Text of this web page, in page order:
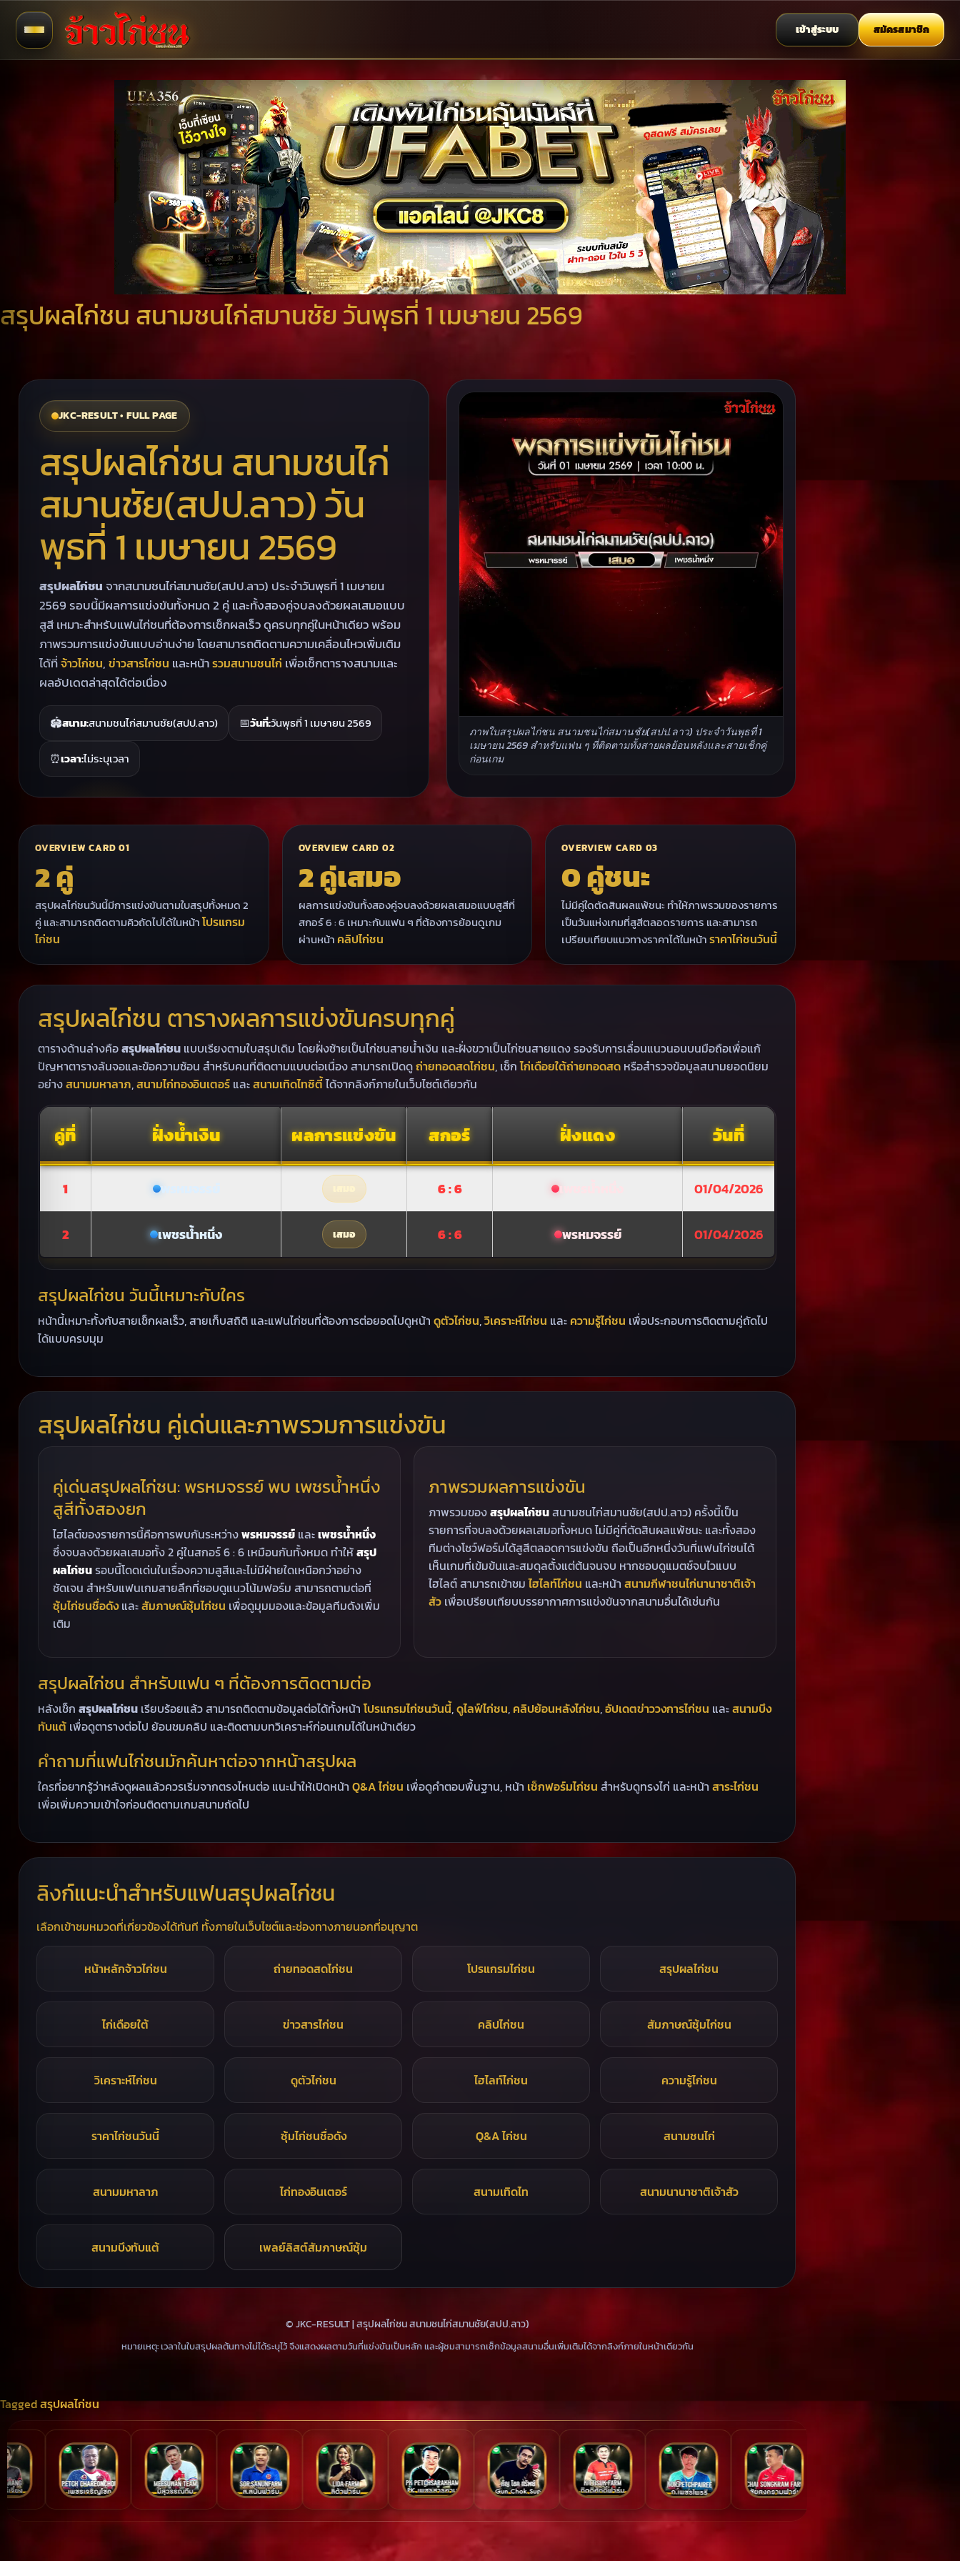
เข้าสู่ระบบ สมัครสมาชิก
สรุปผลไก่ชน สนามชนไก่สมานชัย วันพุธที่ 1 เมษายน 2569
JKC-RESULT • FULL PAGE
สรุปผลไก่ชน สนามชนไก่
สมานชัย(สปป.ลาว) วัน
พุธที่ 1 เมษายน 2569
สรุปผลไก่ชนจากสนามชนไก่สมานชัย(สปป.ลาว) ประจำวันพุธที่ 1 เมษายน
2569 รอบนี้มีผลการแข่งขันทั้งหมด 2 คู่ และทั้งสองคู่จบลงด้วยผลเสมอแบบ
สูสี เหมาะสำหรับแฟนไก่ชนที่ต้องการเช็กผลเร็ว ดูครบทุกคู่ในหน้าเดียว พร้อม
ภาพรวมการแข่งขันแบบอ่านง่าย โดยสามารถติดตามความเคลื่อนไหวเพิ่มเติม
ได้ที่จ้าวไก่ชน, ข่าวสารไก่ชน และหน้ารวมสนามชนไก่ เพื่อเช็กตารางสนามและ
ผลอัปเดตล่าสุดได้ต่อเนื่อง
🏟️สนาม:สนามชนไก่สมานชัย(สปป.ลาว) 📅วันที่:วันพุธที่ 1 เมษายน 2569
⏰เวลา:ไม่ระบุเวลา
ภาพใบสรุปผลไก่ชน สนามชนไก่สมานชัย(สปป.ลาว) ประจำวันพุธที่ 1
เมษายน 2569 สำหรับแฟน ๆ ที่ติดตามทั้งสายผลย้อนหลังและสายเช็กคู่
ก่อนเกม
OVERVIEW CARD 01
2 คู่
สรุปผลไก่ชนวันนี้มีการแข่งขันตามใบสรุปทั้งหมด 2
คู่ และสามารถติดตามคิวถัดไปได้ในหน้าโปรแกรม
ไก่ชน
OVERVIEW CARD 02
2 คู่เสมอ
ผลการแข่งขันทั้งสองคู่จบลงด้วยผลเสมอแบบสูสีที่
สกอร์ 6 : 6 เหมาะกับแฟน ๆ ที่ต้องการย้อนดูเกม
ผ่านหน้า คลิปไก่ชน
OVERVIEW CARD 03
0 คู่ชนะ
ไม่มีคู่ใดตัดสินผลแพ้ชนะ ทำให้ภาพรวมของรายการ
เป็นวันแห่งเกมที่สูสีตลอดรายการ และสามารถ
เปรียบเทียบแนวทางราคาได้ในหน้าราคาไก่ชนวันนี้
สรุปผลไก่ชน ตารางผลการแข่งขันครบทุกคู่
ตารางด้านล่างคือสรุปผลไก่ชน แบบเรียงตามใบสรุปเดิม โดยฝั่งซ้ายเป็นไก่ชนสายน้ำเงิน และฝั่งขวาเป็นไก่ชนสายแดง รองรับการเลื่อนแนวนอนบนมือถือเพื่อแก้
ปัญหาตารางล้นจอและข้อความซ้อน สำหรับคนที่ติดตามแบบต่อเนื่อง สามารถเปิดดูถ่ายทอดสดไก่ชน, เช็กไก่เดือยใต้ถ่ายทอดสด หรือสำรวจข้อมูลสนามยอดนิยม
อย่างสนามมหาลาภ,สนามไก่ทองอินเตอร์ และสนามเทิดไทซิตี้ได้จากลิงก์ภายในเว็บไซต์เดียวกัน
คู่ที่ ฝั่งน้ำเงิน ผลการแข่งขัน สกอร์ ฝั่งแดง วันที่
1 พรหมจรรย์ 6 : 6 01/04/2026
2 เพชรน้ำหนึ่ง เสมอ 6 : 6 พรหมจรรย์ 01/04/2026
สรุปผลไก่ชน วันนี้เหมาะกับใคร
หน้านี้เหมาะทั้งกับสายเช็กผลเร็ว, สายเก็บสถิติ และแฟนไก่ชนที่ต้องการต่อยอดไปดูหน้า ดูตัวไก่ชน,วิเคราะห์ไก่ชน และ ความรู้ไก่ชน เพื่อประกอบการติดตามคู่ถัดไป
ได้แบบครบมุม
สรุปผลไก่ชน คู่เด่นและภาพรวมการแข่งขัน
คู่เด่นสรุปผลไก่ชน: พรหมจรรย์ พบ เพชรน้ำหนึ่ง
สูสีทั้งสองยก
ไฮไลต์ของรายการนี้คือการพบกันระหว่างพรหมจรรย์ และเพชรน้ำหนึ่ง
ซึ่งจบลงด้วยผลเสมอทั้ง 2 คู่ในสกอร์ 6 : 6 เหมือนกันทั้งหมด ทำให้สรุป
ผลไก่ชนรอบนี้โดดเด่นในเรื่องความสูสีและไม่มีฝ่ายใดเหนือกว่าอย่าง
ชัดเจน สำหรับแฟนเกมสายลึกที่ชอบดูแนวโน้มฟอร์ม สามารถตามต่อที่
ซุ้มไก่ชนชื่อดังและสัมภาษณ์ซุ้มไก่ชน เพื่อดูมุมมองและข้อมูลทีมดังเพิ่ม
เติม
ภาพรวมผลการแข่งขัน
ภาพรวมของสรุปผลไก่ชนสนามชนไก่สมานชัย(สปป.ลาว) ครั้งนี้เป็น
รายการที่จบลงด้วยผลเสมอทั้งหมด ไม่มีคู่ที่ตัดสินผลแพ้ชนะ และทั้งสอง
ทีมต่างโชว์ฟอร์มได้สูสีตลอดการแข่งขัน ถือเป็นอีกหนึ่งวันที่แฟนไก่ชนได้
เห็นเกมที่เข้มข้นและสมดุลตั้งแต่ต้นจนจบ หากชอบดูแมตช์จบไวแบบ
ไฮไลต์ สามารถเข้าชมไฮไลท์ไก่ชน และหน้า สนามกีฬาชนไก่นานาชาติเจ้า
สัว เพื่อเปรียบเทียบบรรยากาศการแข่งขันจากสนามอื่นได้เช่นกัน
สรุปผลไก่ชน สำหรับแฟน ๆ ที่ต้องการติดตามต่อ
หลังเช็ก สรุปผลไก่ชน เรียบร้อยแล้ว สามารถติดตามข้อมูลต่อได้ทั้งหน้าโปรแกรมไก่ชนวันนี้,ดูไลฟ์ไก่ชน, คลิปย้อนหลังไก่ชน,อัปเดตข่าววงการไก่ชน และสนามบึง
ทับแต้ เพื่อดูตารางต่อไป ย้อนชมคลิป และติดตามบทวิเคราะห์ก่อนเกมได้ในหน้าเดียว
คำถามที่แฟนไก่ชนมักค้นหาต่อจากหน้าสรุปผล
ใครที่อยากรู้ว่าหลังดูผลแล้วควรเริ่มจากตรงไหนต่อ แนะนำให้เปิดหน้า Q&A ไก่ชน เพื่อดูคำตอบพื้นฐาน, หน้า เช็กฟอร์มไก่ชน สำหรับดูทรงไก่ และหน้า สาระไก่ชน
เพื่อเพิ่มความเข้าใจก่อนติดตามเกมสนามถัดไป
ลิงก์แนะนำสำหรับแฟนสรุปผลไก่ชน
เลือกเข้าชมหมวดที่เกี่ยวข้องได้ทันที ทั้งภายในเว็บไซต์และช่องทางภายนอกที่อนุญาต
หน้าหลักจ้าวไก่ชน ถ่ายทอดสดไก่ชน โปรแกรมไก่ชน สรุปผลไก่ชน
ไก่เดือยใต้ ข่าวสารไก่ชน คลิปไก่ชน สัมภาษณ์ซุ้มไก่ชน
วิเคราะห์ไก่ชน ดูตัวไก่ชน ไฮไลท์ไก่ชน ความรู้ไก่ชน
ราคาไก่ชนวันนี้ ซุ้มไก่ชนชื่อดัง Q&A ไก่ชน สนามชนไก่
สนามมหาลาภ ไก่ทองอินเตอร์ สนามเทิดไท สนามนานาชาติเจ้าสัว
สนามบึงทับแต้ เพลย์ลิสต์สัมภาษณ์ซุ้ม
© JKC-RESULT | สรุปผลไก่ชน สนามชนไก่สมานชัย(สปป.ลาว)
หมายเหตุ: เวลาในใบสรุปผลต้นทางไม่ได้ระบุไว้ จึงแสดงผลตามวันที่แข่งขันเป็นหลัก และผู้ชมสามารถเช็กข้อมูลสนามอื่นเพิ่มเติมได้จากลิงก์ภายในหน้าเดียวกัน
Taggedสรุปผลไก่ชน